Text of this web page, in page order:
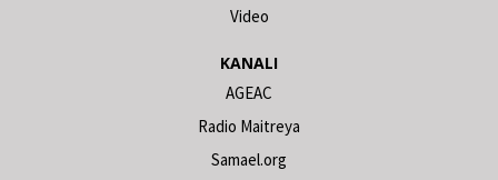
Video
KANALI
AGEAC
Radio Maitreya
Samael.org